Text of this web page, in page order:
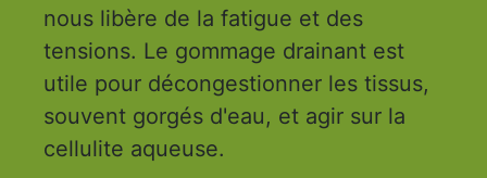
nous libère de la fatigue et des
tensions. Le gommage drainant est
utile pour décongestionner les tissus,
souvent gorgés d'eau, et agir sur la
cellulite aqueuse.